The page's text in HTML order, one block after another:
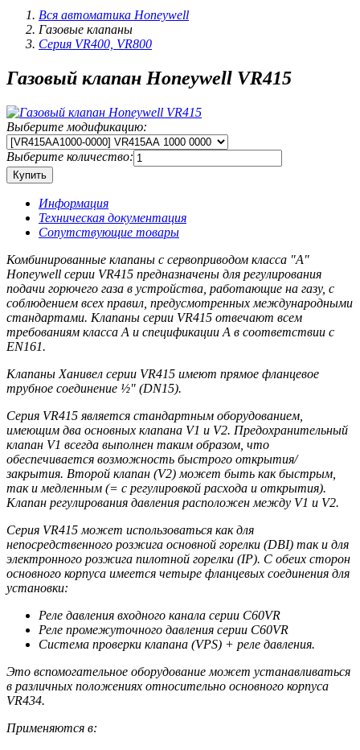
Вся автоматика Honeywell
Газовые клапаны
Серия VR400, VR800
Газовый клапан Honeywell VR415
Выберите модификацию:
Выберите количество:
Информация
Техническая документация
Сопутствующие товары
Комбинированные клапаны с сервоприводом класса "A"
Honeywell серии VR415 предназначены для регулирования
подачи горючего газа в устройства, работающие на газу, с
соблюдением всех правил, предусмотренных международными
стандартами. Клапаны серии VR415 отвечают всем
требованиям класса А и спецификации А в соответствии с
EN161.
Клапаны Ханивел серии VR415 имеют прямое фланцевое
трубное соединение ½" (DN15).
Серия VR415 является стандартным оборудованием,
имеющим два основных клапана V1 и V2. Предохранительный
клапан V1 всегда выполнен таким образом, что
обеспечивается возможность быстрого открытия/
закрытия. Второй клапан (V2) может быть как быстрым,
так и медленным (= с регулировкой расхода и открытия).
Клапан регулирования давления расположен между V1 и V2.
Серия VR415 может использоваться как для
непосредственного розжига основной горелки (DBI) так и для
электронного розжига пилотной горелки (IP). С обеих сторон
основного корпуса имеется четыре фланцевых соединения для
установки:
Реле давления входного канала серии C60VR
Реле промежуточного давления серии C60VR
Система проверки клапана (VPS) + реле давления.
Это вспомогательное оборудование может устанавливаться
в различных положениях относительно основного корпуса
VR434.
Применяются в: